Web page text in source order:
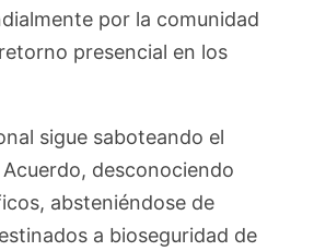
por la comunidad
presencial en los
sigue saboteando el
desconociendo
absteniéndose de
a bioseguridad de